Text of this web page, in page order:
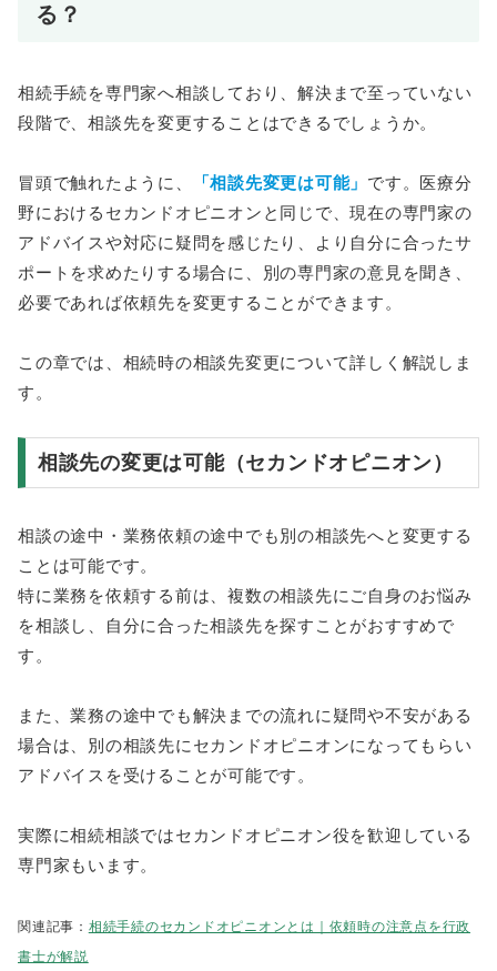
る？
相続手続を専門家へ相談しており、解決まで至っていない
段階で、相談先を変更することはできるでしょうか。
冒頭で触れたように、 「相談先変更は可能」 です。医療分
野におけるセカンドオピニオンと同じで、現在の専門家の
アドバイスや対応に疑問を感じたり、より自分に合ったサ
ポートを求めたりする場合に、別の専門家の意見を聞き、
必要であれば依頼先を変更することができます。
この章では、相続時の相談先変更について詳しく解説しま
す。
相談先の変更は可能（セカンドオピニオン）
相談の途中・業務依頼の途中でも別の相談先へと変更する
ことは可能です。
特に業務を依頼する前は、複数の相談先にご自身のお悩み
を相談し、自分に合った相談先を探すことがおすすめで
す。
また、業務の途中でも解決までの流れに疑問や不安がある
場合は、別の相談先にセカンドオピニオンになってもらい
アドバイスを受けることが可能です。
実際に相続相談ではセカンドオピニオン役を歓迎している
専門家もいます。
関連記事： 相続手続のセカンドオピニオンとは｜依頼時の注意点を行政
書士が解説